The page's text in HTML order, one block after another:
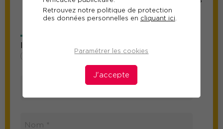
Retrouvez notre politique de protection
des données personnelles en cliquant ici.
Paramétrer les cookies
J'accepte
participants
au responsable suivi
de la formation
Information sur le participant